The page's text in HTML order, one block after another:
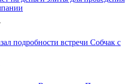
подробности встречи Собчак с